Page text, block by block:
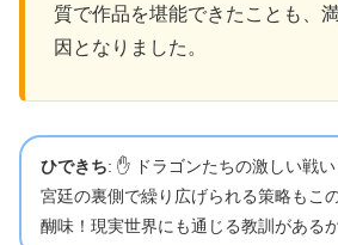
質で作品を堪能できたことも、
因となりました。
ひできち: ✋ ドラゴンたちの激しい戦い
宮廷の裏側で繰り広げられる策略もこ
醐味！現実世界にも通じる教訓があるか